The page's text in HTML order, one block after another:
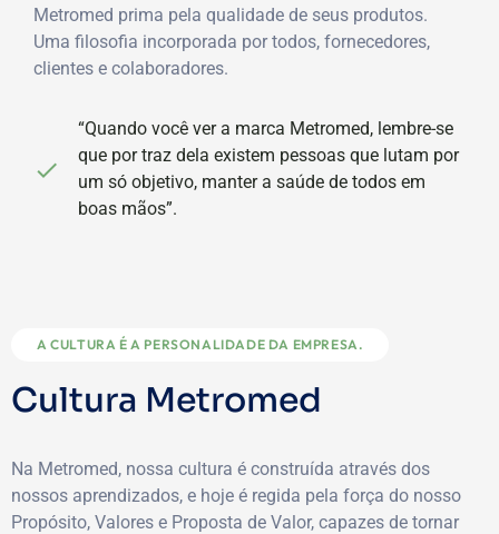
Metromed prima pela qualidade de seus produtos.
Uma filosofia incorporada por todos, fornecedores,
clientes e colaboradores.
“Quando você ver a marca Metromed, lembre-se
que por traz dela existem pessoas que lutam por
um só objetivo, manter a saúde de todos em
boas mãos”.
A CULTURA É A PERSONALIDADE DA EMPRESA.
Cultura Metromed
Na Metromed, nossa cultura é construída através dos
nossos aprendizados, e hoje é regida pela força do nosso
Propósito, Valores e Proposta de Valor, capazes de tornar